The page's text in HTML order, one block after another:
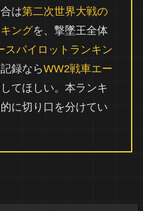
は第二次世界大戦の
ングを、撃墜王全体
スパイロットランキン
録ならWW2戦車エー
てほしい。本ランキ
に切り口を分けてい